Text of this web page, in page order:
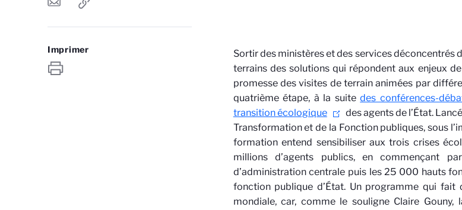
Imprimer
Sortir des ministères et des services déconcentrés
terrains des solutions qui répondent aux enjeux
promesse des visites de terrain animées par
quatrième étape, à la suitedes conférences-
transition écologique
des agents de l’État.
Transformation et de la Fonction publiques, sous
formation entend sensibiliser aux trois crises
millions d’agents publics, en commençant
d’administration centrale puis les 25 000 hauts
fonction publique d’État. Un programme qui fait
mondiale, car, comme le souligne Claire